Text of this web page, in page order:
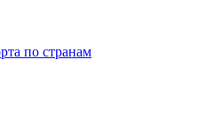
по странам